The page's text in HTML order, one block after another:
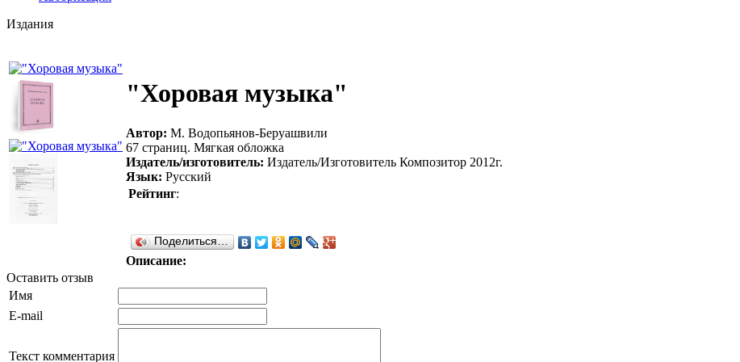
Издания
"Хоровая музыка"
Автор: М. Водопьянов-Беруашвили
67 страниц. Мягкая обложка
Издатель/изготовитель: Издатель/Изготовитель Композитор 2012г.
Язык: Русский
Рейтинг:
Поделиться…
Описание:
Оставить отзыв
Имя
E-mail
Текст комментария